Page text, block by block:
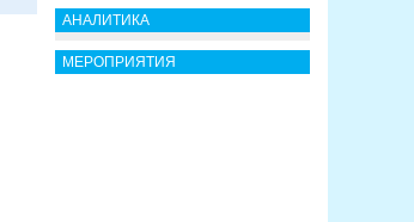
АНАЛИТИКА
МЕРОПРИЯТИЯ